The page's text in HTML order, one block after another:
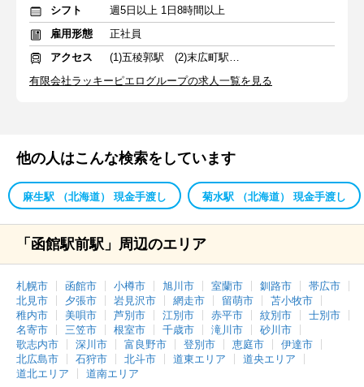
シフト
週5日以上 1日8時間以上
雇用形態
正社員
アクセス
(1)五稜郭駅 (2)末広町駅 (3)函館駅前駅
有限会社ラッキーピエログループの求人一覧を見る
他の人はこんな検索をしています
麻生駅 （北海道） 現金手渡し 菊水駅 （北海道） 現金手渡し
「函館駅前駅」周辺のエリア
札幌市 函館市 小樽市 旭川市 室蘭市 釧路市
帯広市
北見市
夕張市 岩見沢市 網走市 留萌市
苫小牧市
稚内市
美唄市 芦別市 江別市 赤平市 紋別市
士別市
名寄市
三笠市 根室市 千歳市 滝川市
砂川市
歌志内市
深川市 富良野市 登別市 恵庭市
伊達市
北広島市
石狩市 北斗市 道東エリア
道央エリア
道北エリア
道南エリア